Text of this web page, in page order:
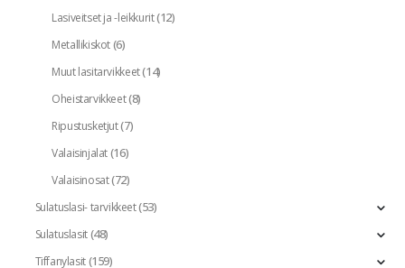
Lasiveitset ja -leikkurit(12)
Metallikiskot(6)
Muut lasitarvikkeet(14)
Oheistarvikkeet(8)
Ripustusketjut(7)
Valaisinjalat(16)
Valaisinosat(72)
Sulatuslasi- tarvikkeet(53)
Sulatuslasit(48)
Tiffanylasit(159)